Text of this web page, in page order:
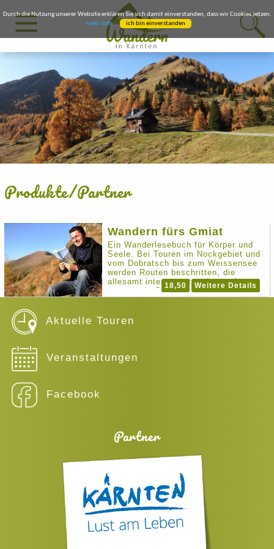
Durch die Nutzung unserer Website erklären Sie sich damit einverstanden, dass wir Cookies setzen.
mehr Info
ich bin einverstanden
Produkte/Partner
Wandern fürs Gmiat
Ein Wanderlesebuch für Körper und
Seele. Bei Touren im Nockgebiet und
vom Dobratsch bis zum Weissensee
werden Routen beschritten, die
allesamt interessante oder auch
spannende Geschichten erzählen.
Weitere Details
18,50
Aktuelle Touren
Veranstaltungen
Facebook
Partner